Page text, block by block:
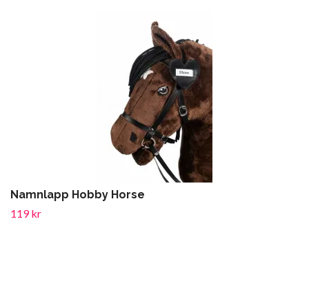
Namnlapp Hobby Horse
119 kr